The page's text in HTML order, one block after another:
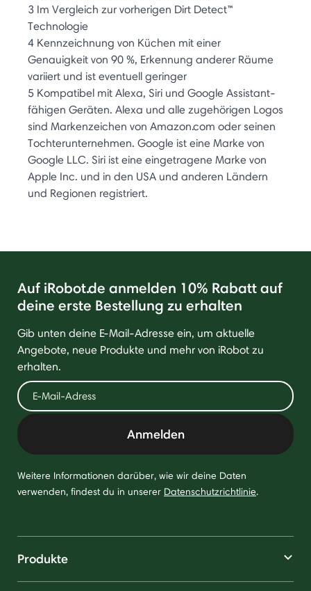
3 Im Vergleich zur vorherigen Dirt Detect™
Technologie
4 Kennzeichnung von Küchen mit einer
Genauigkeit von 90 %, Erkennung anderer Räume
variiert und ist eventuell geringer
5 Kompatibel mit Alexa, Siri und Google Assistant-
fähigen Geräten. Alexa und alle zugehörigen Logos
sind Markenzeichen von Amazon.com oder seinen
Tochterunternehmen. Google ist eine Marke von
Google LLC. Siri ist eine eingetragene Marke von
Apple Inc. und in den USA und anderen Ländern
und Regionen registriert.
Auf iRobot.de anmelden 10% Rabatt auf
deine erste Bestellung zu erhalten
Gib unten deine E-Mail-Adresse ein, um aktuelle
Angebote, neue Produkte und mehr von iRobot zu
erhalten.
Anmelden
Weitere Informationen darüber, wie wir deine Daten
verwenden, findest du in unserer Datenschutzrichtlinie.
Produkte